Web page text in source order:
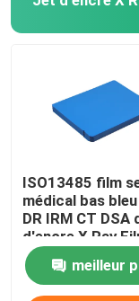
ISO13485 film
médical bas bleu
DR IRM CT DSA
d'encre X Ray
meilleur